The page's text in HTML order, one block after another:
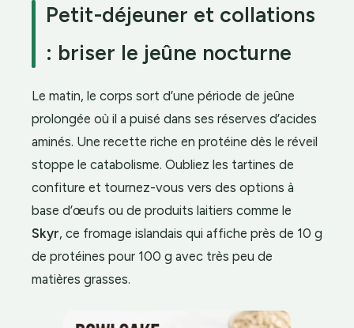
Petit-déjeuner et collations
: briser le jeûne nocturne
Le matin, le corps sort d’une période de jeûne
prolongée où il a puisé dans ses réserves d’acides
aminés. Une recette riche en protéine dès le réveil
stoppe le catabolisme. Oubliez les tartines de
confiture et tournez-vous vers des options à
base d’œufs ou de produits laitiers comme le
Skyr, ce fromage islandais qui affiche près de 10 g
de protéines pour 100 g avec très peu de
matières grasses.